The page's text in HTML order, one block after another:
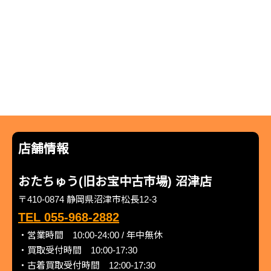
店舗情報
おたちゅう(旧お宝中古市場) 沼津店
〒410-0874 静岡県沼津市松長12-3
TEL 055-968-2882
・営業時間 10:00-24:00 / 年中無休
・買取受付時間 10:00-17:30
・古着買取受付時間 12:00-17:30